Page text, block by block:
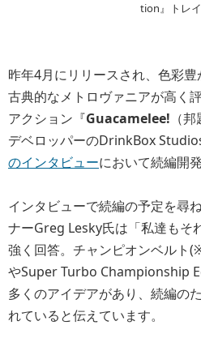
tion』トレ
昨年4月にリリースされ、色彩
古典的なメトロヴァニアが高く
アクション『Guacamelee! （
デベロッパーのDrinkBox
のインタビューにおいて続編開
インタビューで続編の予定を尋
ナーGreg Lesky氏は「私達もそ
強く回答。チャンピオンベルト
やSuper Turbo Championship
多くのアイデアがあり、続編の
れていると伝えています。